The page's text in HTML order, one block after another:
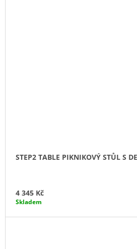
STEP2 TABLE PIKNIKOVÝ STŮL S
4 345 Kč
Skladem